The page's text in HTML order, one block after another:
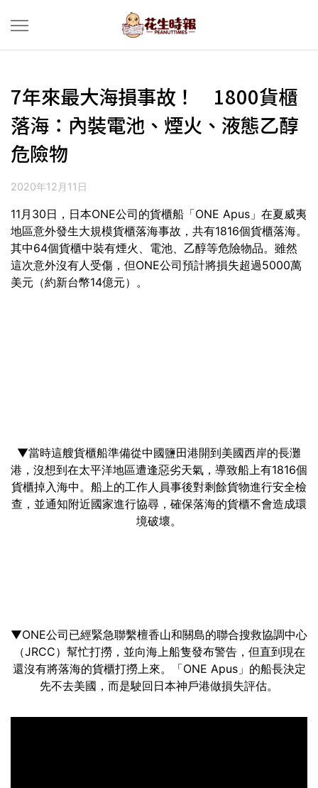
7年來最大海損事故！ 1800貨櫃
落海：內裝電池、煙火、液態乙醇
危險物
2020年12月11日
11月30日，日本ONE公司的貨櫃船「ONE Apus」在夏威夷
地區意外發生大規模貨櫃落海事故，共有1816個貨櫃落海。
其中64個貨櫃中裝有煙火、電池、乙醇等危險物品。雖然
這次意外沒有人受傷，但ONE公司預計將損失超過5000萬
美元（約新台幣14億元）。
▼當時這艘貨櫃船準備從中國鹽田港開到美國西岸的長灘
港，沒想到在太平洋地區遭逢惡劣天氣，導致船上有1816個
貨櫃掉入海中。船上的工作人員事後對剩餘貨物進行安全檢
查，並通知附近國家進行協尋，確保落海的貨櫃不會造成環
境破壞。
▼ONE公司已經緊急聯繫檀香山和關島的聯合搜救協調中心
（JRCC）幫忙打撈，並向海上船隻發布警告，但直到現在
還沒有將落海的貨櫃打撈上來。「ONE Apus」的船長決定
先不去美國，而是駛回日本神戶港做損失評估。